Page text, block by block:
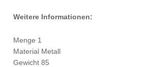
Weitere Informationen:
Menge 1
Material Metall
Gewicht 85